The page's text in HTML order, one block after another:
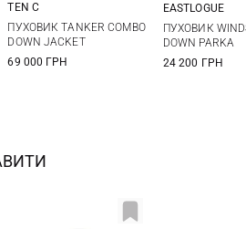
TEN C
ПУХОВИК TANKER COMBO
DOWN JACKET
69 000 ГРН
EASTLOGUE
ПУХОВИК
DOWN PARKA
24 200 ГРН